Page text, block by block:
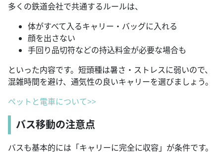
多くの鉄道会社で共通するルールは、
体がすべて入るキャリー・バッグに入れる
顔を出さない
手回り品切符などの持込料金が必要な場合も
といった内容です。短頭種は暑さ・ストレスに弱いので、
混雑時間を避け、通気性の良いキャリーを選びましょう。
ペットと電車について>>
バス移動の注意点
バスも基本的には「キャリーに完全に収容」が条件です。